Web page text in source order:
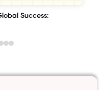
Success: